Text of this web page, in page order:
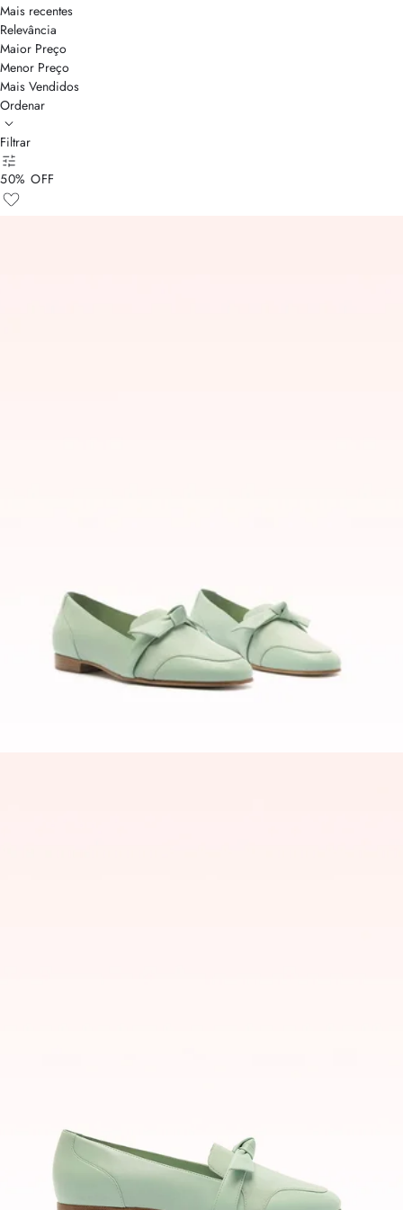
Mais recentes
Relevância
Maior Preço
Menor Preço
Mais Vendidos
Ordenar
Filtrar
50% OFF